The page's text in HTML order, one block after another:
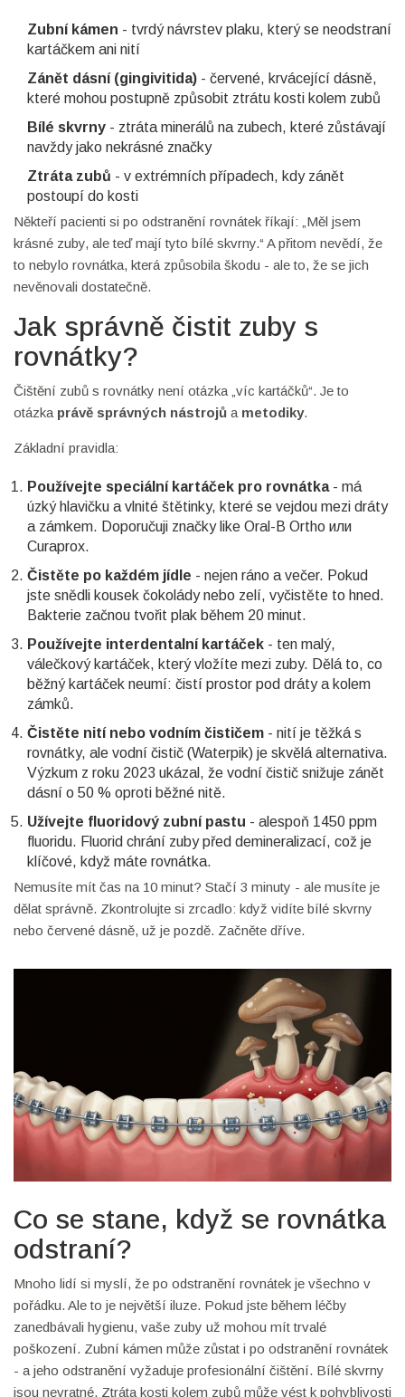
Zubní kámen - tvrdý návrstev plaku, který se neodstraní
kartáčkem ani nití
Zánět dásní (gingivitida) - červené, krvácející dásně,
které mohou postupně způsobit ztrátu kosti kolem zubů
Bílé skvrny - ztráta minerálů na zubech, které zůstávají
navždy jako nekrásné značky
Ztráta zubů - v extrémních případech, kdy zánět
postoupí do kosti
Někteří pacienti si po odstranění rovnátek říkají: „Měl jsem
krásné zuby, ale teď mají tyto bílé skvrny.“ A přitom nevědí, že
to nebylo rovnátka, která způsobila škodu - ale to, že se jich
nevěnovali dostatečně.
Jak správně čistit zuby s
rovnátky?
Čištění zubů s rovnátky není otázka „víc kartáčků“. Je to
otázka právě správných nástrojů a metodiky.
Základní pravidla:
Používejte speciální kartáček pro rovnátka- má
úzký hlavičku a vlnité štětinky, které se vejdou mezi dráty
a zámkem. Doporučuji značky like Oral-B Ortho или
Curaprox.
Čistěte po každém jídle - nejen ráno a večer. Pokud
jste snědli kousek čokolády nebo zelí, vyčistěte to hned.
Bakterie začnou tvořit plak během 20 minut.
Používejte interdentalní kartáček - ten malý,
válečkový kartáček, který vložíte mezi zuby. Dělá to, co
běžný kartáček neumí: čistí prostor pod dráty a kolem
zámků.
Čistěte nití nebo vodním čističem - nití je těžká s
rovnátky, ale vodní čistič (Waterpik) je skvělá alternativa.
Výzkum z roku 2023 ukázal, že vodní čistič snižuje zánět
dásní o 50 % oproti běžné nitě.
Užívejte fluoridový zubní pastu - alespoň 1450 ppm
fluoridu. Fluorid chrání zuby před demineralizací, což je
klíčové, když máte rovnátka.
Nemusíte mít čas na 10 minut? Stačí 3 minuty - ale musíte je
dělat správně. Zkontrolujte si zrcadlo: když vidíte bílé skvrny
nebo červené dásně, už je pozdě. Začněte dříve.
Co se stane, když se rovnátka
odstraní?
Mnoho lidí si myslí, že po odstranění rovnátek je všechno v
pořádku. Ale to je největší iluze. Pokud jste během léčby
zanedbávali hygienu, vaše zuby už mohou mít trvalé
poškození. Zubní kámen může zůstat i po odstranění rovnátek
- a jeho odstranění vyžaduje profesionální čištění. Bílé skvrny
jsou nevratné. Ztráta kosti kolem zubů může vést k pohyblivosti